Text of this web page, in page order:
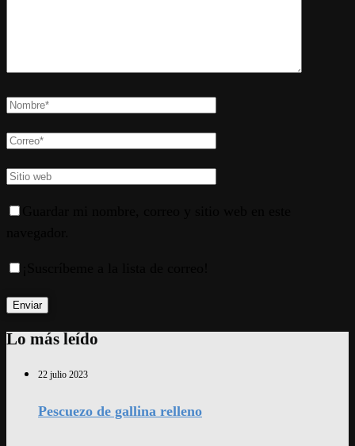
Lo más leído
22 julio 2023
Pescuezo de gallina relleno